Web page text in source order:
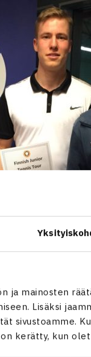
ja mainosten
Lisäksi
sivustoamme.
kerätty, kun